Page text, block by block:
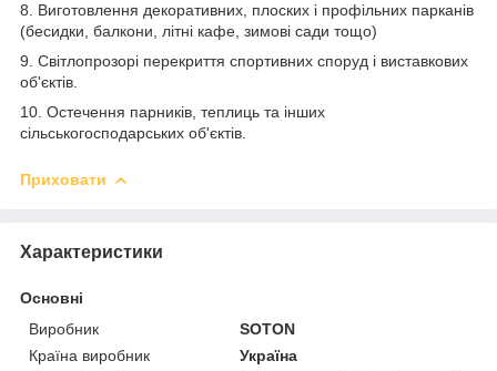
8. Виготовлення декоративних, плоских і профільних парканів
(бесидки, балкони, літні кафе, зимові сади тощо)
9. Світлопрозорі перекриття спортивних споруд і виставкових
об'єктів.
10. Остечення парників, теплиць та інших
сільськогосподарських об'єктів.
Приховати
Характеристики
Основні
Виробник
SOTON
Країна виробник
Україна